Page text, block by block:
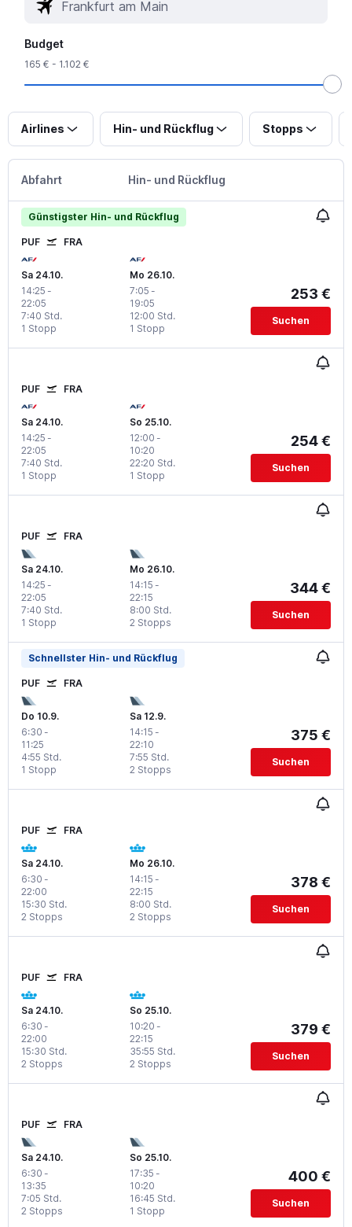
Budget
165 € - 1.102 €
Airlines Hin- und Rückflug Stopps
Abfahrt Hin- und Rückflug
Günstigster Hin- und Rückflug
PUF FRA
Sa 24.10.
14:25 -
22:05
1 Stopp
7:40 Std.
Mo 26.10.
7:05 -
19:05
1 Stopp
12:00 Std.
253 €
Suchen
PUF FRA
Sa 24.10.
14:25 -
22:05
1 Stopp
7:40 Std.
So 25.10.
12:00 -
10:20
1 Stopp
22:20 Std.
254 €
Suchen
PUF FRA
Sa 24.10.
14:25 -
22:05
1 Stopp
7:40 Std.
Mo 26.10.
14:15 -
22:15
2 Stopps
8:00 Std.
344 €
Suchen
Schnellster Hin- und Rückflug
PUF FRA
Do 10.9.
6:30 -
11:25
1 Stopp
4:55 Std.
Sa 12.9.
14:15 -
22:10
2 Stopps
7:55 Std.
375 €
Suchen
PUF FRA
Sa 24.10.
6:30 -
22:00
2 Stopps
15:30 Std.
Mo 26.10.
14:15 -
22:15
2 Stopps
8:00 Std.
378 €
Suchen
PUF FRA
Sa 24.10.
6:30 -
22:00
2 Stopps
15:30 Std.
So 25.10.
10:20 -
22:15
2 Stopps
35:55 Std.
379 €
Suchen
PUF FRA
Sa 24.10.
6:30 -
13:35
2 Stopps
7:05 Std.
So 25.10.
17:35 -
10:20
1 Stopp
16:45 Std.
400 €
Suchen